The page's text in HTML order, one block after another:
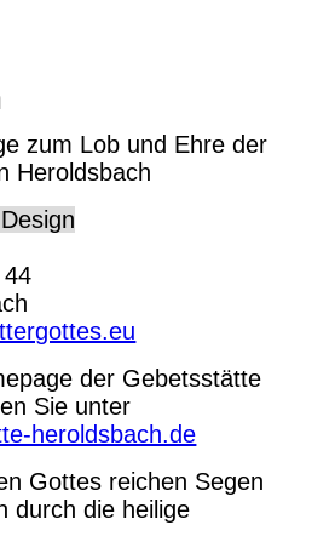
zum Lob und Ehre der
Heroldsbach
der Gebetsstätte
Sie unter
heroldsbach.de
Gottes reichen Segen
durch die heilige